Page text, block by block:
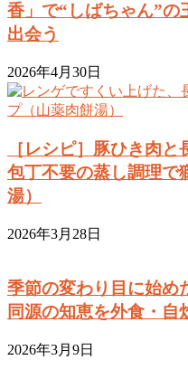
香」で“しばちゃん”の
出会う
2026年4月30日
［レシピ］豚ひき肉と
包丁不要の蒸し調理で
湯）
2026年3月28日
季節の変わり目に始め
同源の知恵を外食・自
2026年3月9日